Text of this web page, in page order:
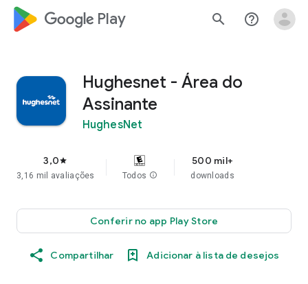
google_logo Play search help_outline
Hughesnet - Área do
Assinante
HughesNet
3,0star
3,16 mil avaliações Todos info
500 mil+
downloads
Conferir no app Play Store
Compartilhar Adicionar à lista de desejos